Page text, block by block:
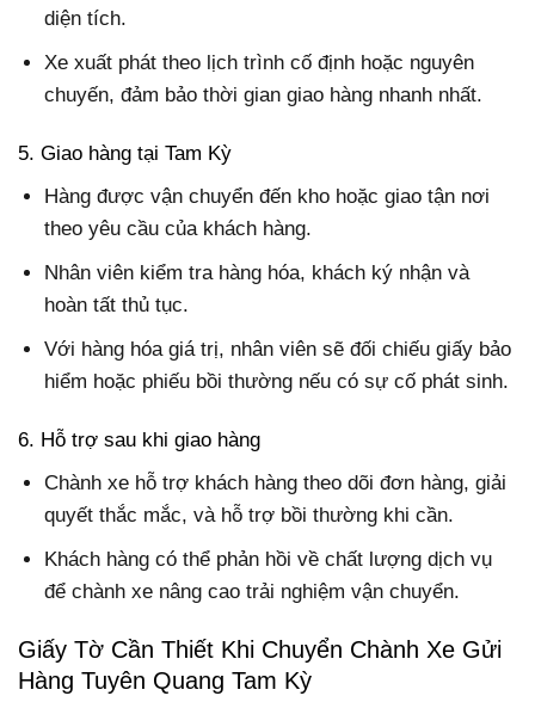
diện tích.
Xe xuất phát theo lịch trình cố định hoặc nguyên
chuyến, đảm bảo thời gian giao hàng nhanh nhất.
5. Giao hàng tại Tam Kỳ
Hàng được vận chuyển đến kho hoặc giao tận nơi
theo yêu cầu của khách hàng.
Nhân viên kiểm tra hàng hóa, khách ký nhận và
hoàn tất thủ tục.
Với hàng hóa giá trị, nhân viên sẽ đối chiếu giấy bảo
hiểm hoặc phiếu bồi thường nếu có sự cố phát sinh.
6. Hỗ trợ sau khi giao hàng
Chành xe hỗ trợ khách hàng theo dõi đơn hàng, giải
quyết thắc mắc, và hỗ trợ bồi thường khi cần.
Khách hàng có thể phản hồi về chất lượng dịch vụ
để chành xe nâng cao trải nghiệm vận chuyển.
Giấy Tờ Cần Thiết Khi Chuyển Chành Xe Gửi
Hàng Tuyên Quang Tam Kỳ